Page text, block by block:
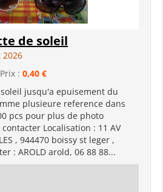
de soleil
2026
: 0,40 €
jusqu'a epuisement du
plusieure reference dans
pcs pour plus de photo
Localisation : 11 AV
, 944470 boissy st leger ,
: AROLD arold, 06 88 88...